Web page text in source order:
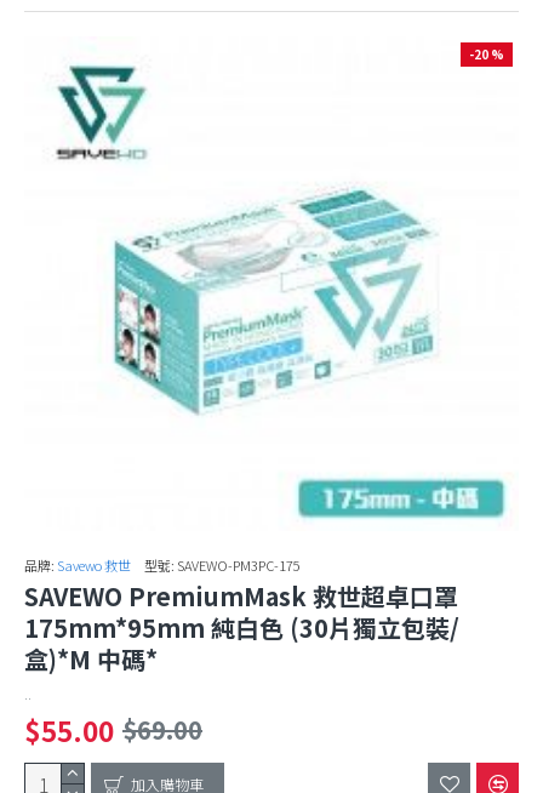
-20 %
品牌: Savewo 救世 型號: SAVEWO-PM3PC-175
SAVEWO PremiumMask 救世超卓口罩
175mm*95mm 純白色 (30片獨立包裝/
盒)*M 中碼*
..
$55.00 $69.00
加入購物車